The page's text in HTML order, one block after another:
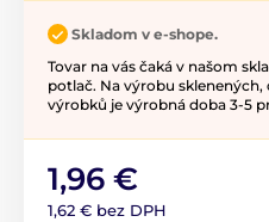
Skladom v e-shope.
Tovar na vás čaká v našom
potlač. Na výrobu
výrobků je výrobná doba 3-5
1,96 €
1,62 € bez DPH